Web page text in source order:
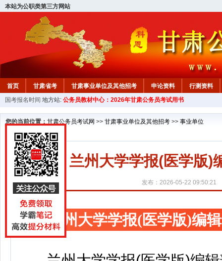
本站为公职类第三方网站
首页 甘肃省考 甘肃事业单位及其他招考 申论资料
行测资料
国考报名时间 地方站: 公务员教材中心：2026年甘肃公务员考试用书
您的当前位置： 甘肃公务员考试网 >> 甘肃事业单位及其他招考 >> 事业单位
兰州大学学报(医学版)
发布：2026-05-22 09:50:21
兰州大学学报(医学版)编